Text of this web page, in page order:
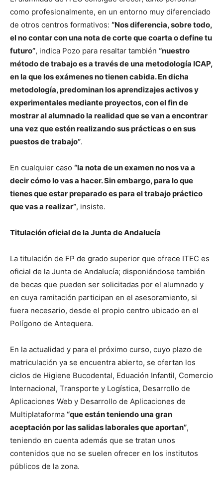
como profesionalmente, en un entorno muy diferenciado
de otros centros formativos: “Nos diferencia, sobre todo,
el no contar con una nota de corte que coarta o define tu
futuro”, indica Pozo para resaltar también “nuestro
método de trabajo es a través de una metodología ICAP,
en la que los exámenes no tienen cabida. En dicha
metodología, predominan los aprendizajes activos y
experimentales mediante proyectos, con el fin de
mostrar al alumnado la realidad que se van a encontrar
una vez que estén realizando sus prácticas o en sus
puestos de trabajo”.
En cualquier caso “la nota de un examen no nos va a
decir cómo lo vas a hacer. Sin embargo, para lo que
tienes que estar preparado es para el trabajo práctico
que vas a realizar”, insiste.
Titulación oficial de la Junta de Andalucía
La titulación de FP de grado superior que ofrece ITEC es
oficial de la Junta de Andalucía; disponiéndose también
de becas que pueden ser solicitadas por el alumnado y
en cuya ramitación participan en el asesoramiento, si
fuera necesario, desde el propio centro ubicado en el
Polígono de Antequera.
En la actualidad y para el próximo curso, cuyo plazo de
matriculación ya se encuentra abierto, se ofertan los
ciclos de Higiene Bucodental, Eduación Infantil, Comercio
Internacional, Transporte y Logística, Desarrollo de
Aplicaciones Web y Desarrollo de Aplicaciones de
Multiplataforma “que están teniendo una gran
aceptación por las salidas laborales que aportan”,
teniendo en cuenta además que se tratan unos
contenidos que no se suelen ofrecer en los institutos
públicos de la zona.